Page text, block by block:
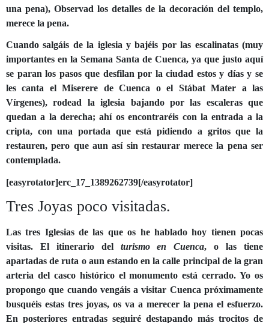
una pena), Observad los detalles de la decoración del templo,
merece la pena.
Cuando salgáis de la iglesia y bajéis por las escalinatas (muy
importantes en la Semana Santa de Cuenca, ya que justo aquí
se paran los pasos que desfilan por la ciudad estos y días y se
les canta el Miserere de Cuenca o el Stábat Mater a las
Vírgenes), rodead la iglesia bajando por las escaleras que
quedan a la derecha; ahí os encontraréis con la entrada a la
cripta, con una portada que está pidiendo a gritos que la
restauren, pero que aun así sin restaurar merece la pena ser
contemplada.
[easyrotator]erc_17_1389262739[/easyrotator]
Tres Joyas poco visitadas.
Las tres Iglesias de las que os he hablado hoy tienen pocas
visitas. El itinerario del turismo en Cuenca, o las tiene
apartadas de ruta o aun estando en la calle principal de la gran
arteria del casco histórico el monumento está cerrado. Yo os
propongo que cuando vengáis a visitar Cuenca próximamente
busquéis estas tres joyas, os va a merecer la pena el esfuerzo.
En posteriores entradas seguiré destapando más trocitos de